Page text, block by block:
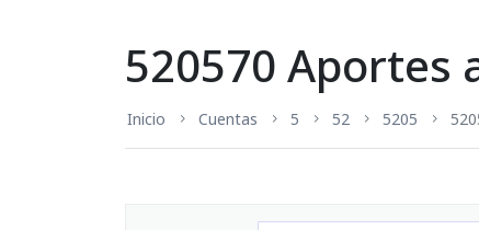
520570 Aportes
Inicio Cuentas 5 52 5205